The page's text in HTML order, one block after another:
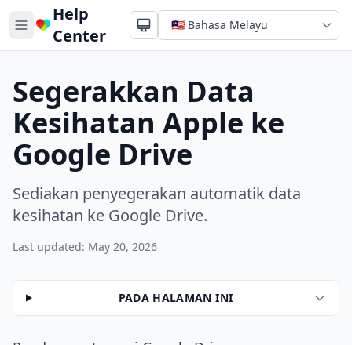
Help
Center
Segerakkan Data
Kesihatan Apple ke
Google Drive
Sediakan penyegerakan automatik data
kesihatan ke Google Drive.
Last updated: May 20, 2026
PADA HALAMAN INI